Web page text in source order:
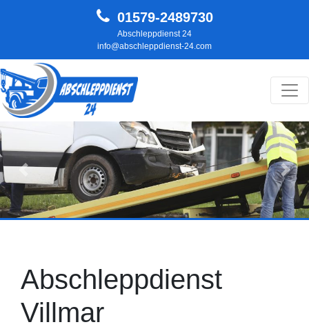
01579-2489730
Abschleppdienst 24
info@abschleppdienst-24.com
Hauptnavigation
Zurück
Abschleppdienst
Villmar